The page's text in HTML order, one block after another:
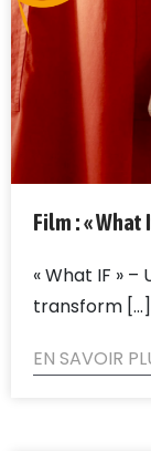
Film : « What
« What IF »
transform [...]
EN SAVOIR